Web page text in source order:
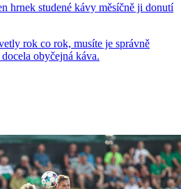
hrnek studené kávy měsíčně ji donutí
rok co rok, musíte je správně
obyčejná káva.